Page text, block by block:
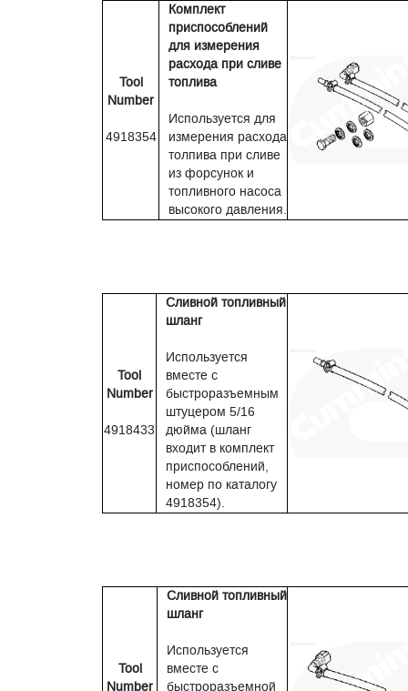
Tool
Number
4918354
Комплект
приспособлений
для измерения
расхода при сливе
топлива
Используется для
измерения расхода
толпива при сливе
из форсунок и
топливного насоса
высокого давления.
Tool
Number
4918433
Сливной топливный
шланг
Используется
вместе с
быстроразъемным
штуцером 5/16
дюйма (шланг
входит в комплект
приспособлений,
номер по каталогу
4918354).
Tool
Number
Сливной топливный
шланг
Используется
вместе с
быстроразъемной